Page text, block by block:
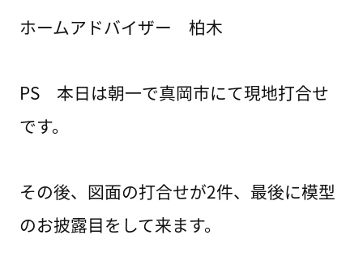
ホームアドバイザー 柏木
PS 本日は朝一で真岡市にて現地打合せ
です。
その後、図面の打合せが2件、最後に模型
のお披露目をして来ます。